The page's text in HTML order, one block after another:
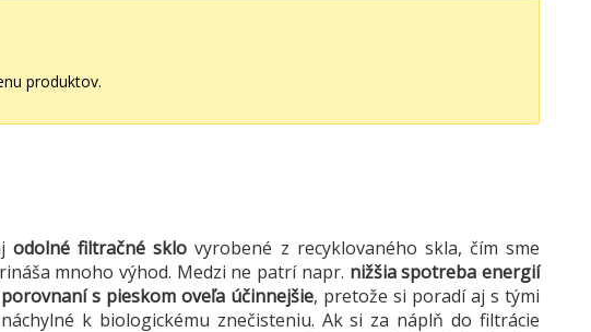
produktov.
odolné filtračné sklo vyrobené z recyklovaného skla, čím sme
mnoho výhod. Medzi ne patrí napr. nižšia spotreba energií
s pieskom oveľa účinnejšie, pretože si poradí aj s tými
k biologickému znečisteniu. Ak si za náplň do filtrácie